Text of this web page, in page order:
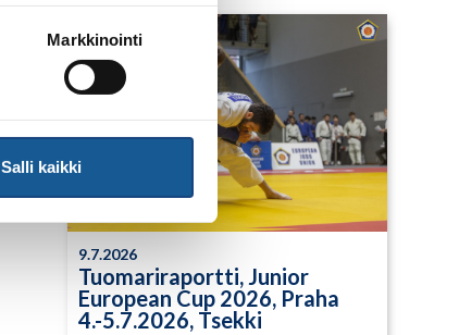
Markkinointi
Salli kaikki
9.7.2026
Tuomariraportti, Junior
European Cup 2026, Praha
4.-5.7.2026, Tsekki